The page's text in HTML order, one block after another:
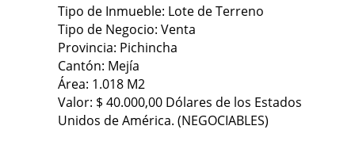
Tipo de Inmueble: Lote de Terreno
Tipo de Negocio: Venta
Provincia: Pichincha
Cantón: Mejía
Área: 1.018 M2
Valor: $ 40.000,00 Dólares de los Estados
Unidos de América. (NEGOCIABLES)